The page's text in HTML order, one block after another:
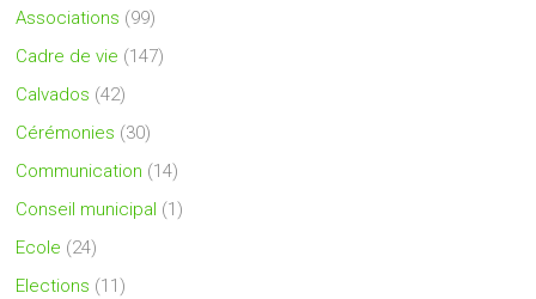
Associations (99)
Cadre de vie (147)
Calvados (42)
Cérémonies (30)
Communication (14)
Conseil municipal (1)
Ecole (24)
Elections (11)